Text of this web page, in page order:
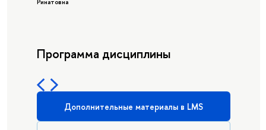
Ринатовна
Программа дисциплины
Дополнительные материалы в LMS